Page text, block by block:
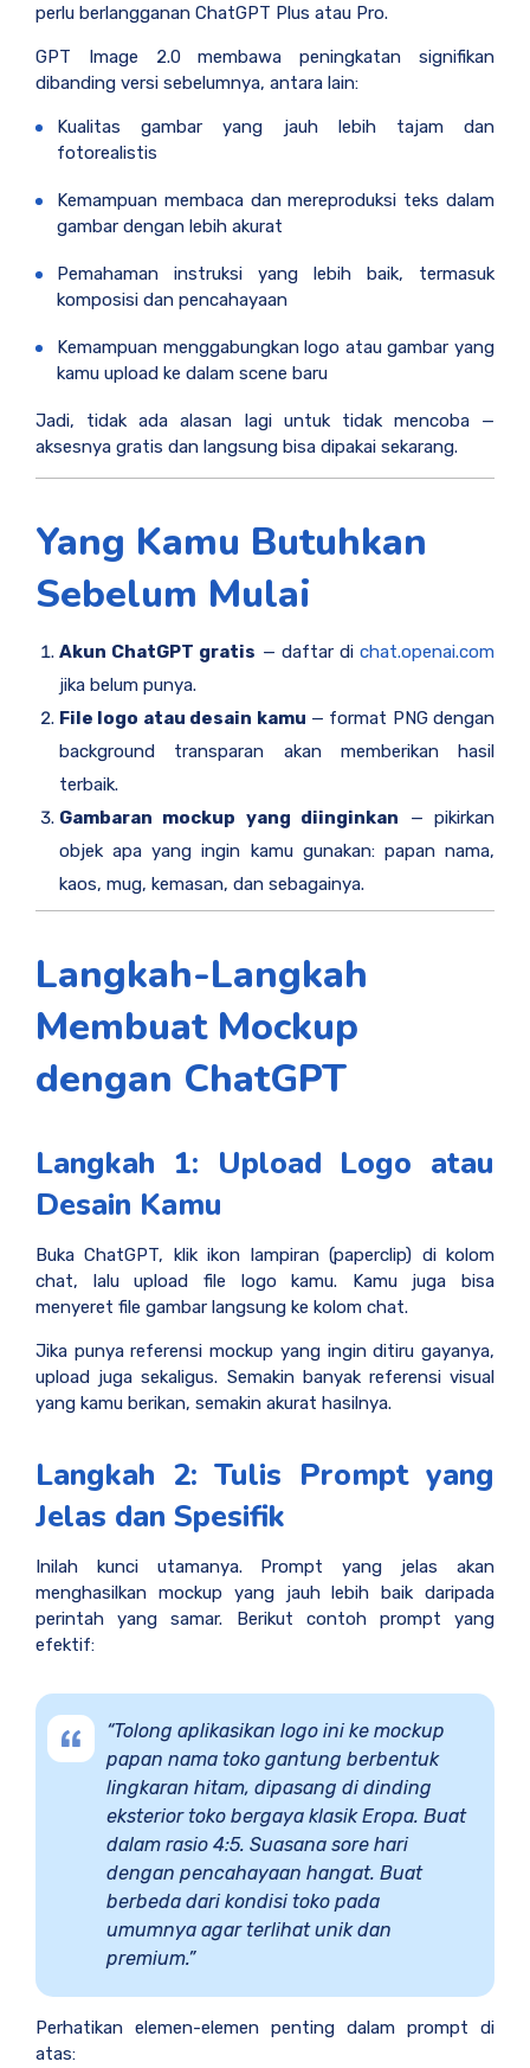
perlu berlangganan ChatGPT Plus atau Pro.
GPT Image 2.0 membawa peningkatan signifikan
dibanding versi sebelumnya, antara lain:
Kualitas gambar yang jauh lebih tajam dan
fotorealistis
Kemampuan membaca dan mereproduksi teks dalam
gambar dengan lebih akurat
Pemahaman instruksi yang lebih baik, termasuk
komposisi dan pencahayaan
Kemampuan menggabungkan logo atau gambar yang
kamu upload ke dalam scene baru
Jadi, tidak ada alasan lagi untuk tidak mencoba —
aksesnya gratis dan langsung bisa dipakai sekarang.
Yang Kamu Butuhkan
Sebelum Mulai
Akun ChatGPT gratis — daftar dichat.openai.com
jika belum punya.
File logo atau desain kamu — format PNG dengan
background transparan akan memberikan hasil
terbaik.
Gambaran mockup yang diinginkan — pikirkan
objek apa yang ingin kamu gunakan: papan nama,
kaos, mug, kemasan, dan sebagainya.
Langkah-Langkah
Membuat Mockup
dengan ChatGPT
Langkah 1: Upload Logo atau
Desain Kamu
Buka ChatGPT, klik ikon lampiran (paperclip) di kolom
chat, lalu upload file logo kamu. Kamu juga bisa
menyeret file gambar langsung ke kolom chat.
Jika punya referensi mockup yang ingin ditiru gayanya,
upload juga sekaligus. Semakin banyak referensi visual
yang kamu berikan, semakin akurat hasilnya.
Langkah 2: Tulis Prompt yang
Jelas dan Spesifik
Inilah kunci utamanya. Prompt yang jelas akan
menghasilkan mockup yang jauh lebih baik daripada
perintah yang samar. Berikut contoh prompt yang
efektif:
“Tolong aplikasikan logo ini ke mockup
papan nama toko gantung berbentuk
lingkaran hitam, dipasang di dinding
eksterior toko bergaya klasik Eropa. Buat
dalam rasio 4:5. Suasana sore hari
dengan pencahayaan hangat. Buat
berbeda dari kondisi toko pada
umumnya agar terlihat unik dan
premium.”
Perhatikan elemen-elemen penting dalam prompt di
atas: